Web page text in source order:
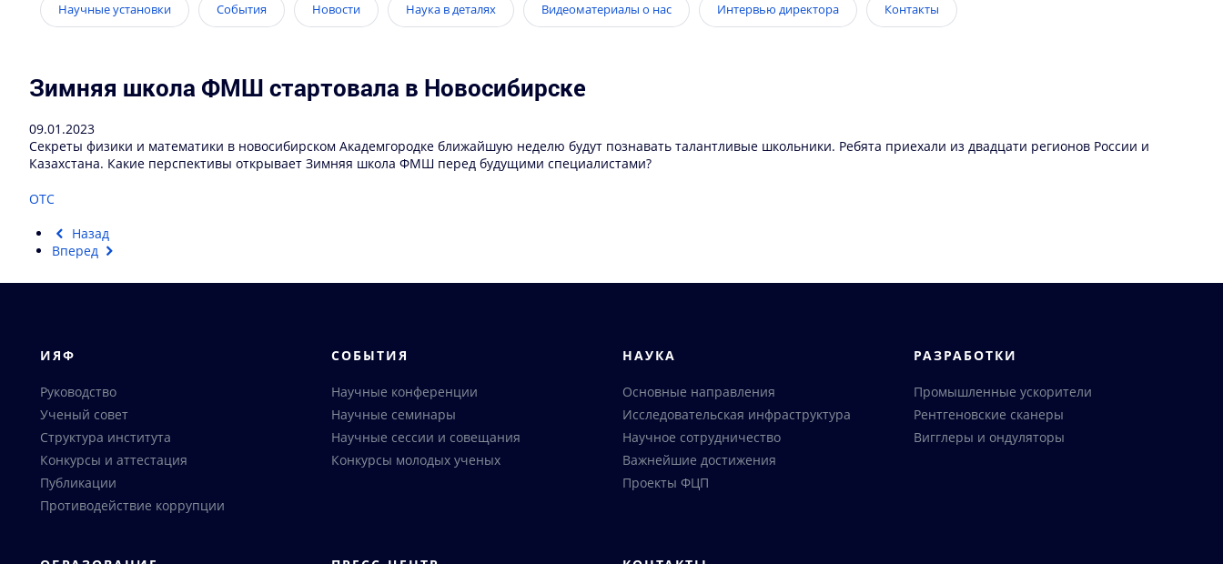
Научные установки События Новости Наука в деталях Видеоматериалы о нас Интервью директора Контакты
Зимняя школа ФМШ стартовала в Новосибирске
09.01.2023
Секреты физики и математики в новосибирском Академгородке ближайшую неделю будут познавать талантливые школьники. Ребята приехали из двадцати регионов России и
Казахстана. Какие перспективы открывает Зимняя школа ФМШ перед будущими специалистами?
ОТС
Назад
Вперед
ИЯФ
Руководство
Ученый совет
Структура института
Конкурсы и аттестация
Публикации
Противодействие коррупции
СОБЫТИЯ
Научные конференции
Научные семинары
Научные сессии и совещания
Конкурсы молодых ученых
НАУКА
Основные направления
Исследовательская инфраструктура
Научное сотрудничество
Важнейшие достижения
Проекты ФЦП
РАЗРАБОТКИ
Промышленные ускорители
Рентгеновские сканеры
Вигглеры и ондуляторы